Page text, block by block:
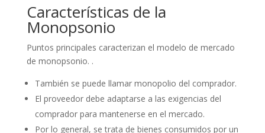
Características de la
Monopsonio
Puntos principales caracterizan el modelo de mercado
de monopsonio. .
También se puede llamar monopolio del comprador.
El proveedor debe adaptarse a las exigencias del
comprador para mantenerse en el mercado.
Por lo general, se trata de bienes consumidos por un